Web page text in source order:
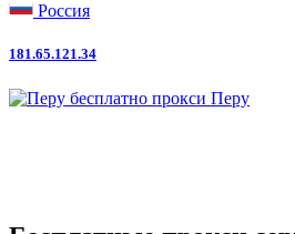
Россия
181.65.121.34
Перу